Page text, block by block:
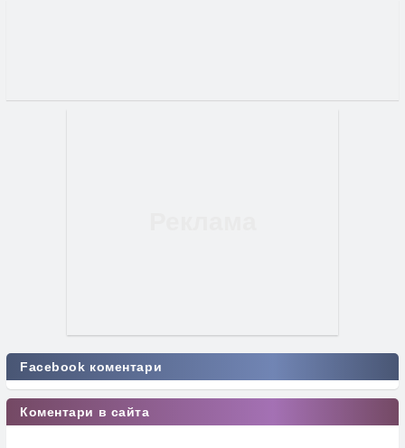
Facebook коментари
Коментари в сайта